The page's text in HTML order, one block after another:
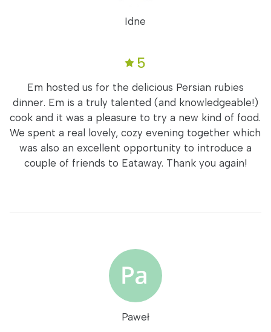
Idne
5
Em hosted us for the delicious Persian rubies
dinner. Em is a truly talented (and knowledgeable!)
cook and it was a pleasure to try a new kind of food.
We spent a real lovely, cozy evening together which
was also an excellent opportunity to introduce a
couple of friends to Eataway. Thank you again!
Paweł